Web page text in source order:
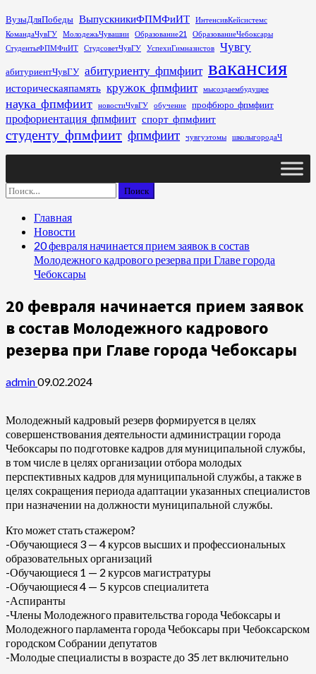
Перейти
к
содержимому
ВузыДляПобеды ВыпускникиФПМФиИТ
ИнтенсивКейсистемс
КомандаЧувГУ
МолодежьЧувашии Образование21
ОбразованиеЧебоксары
СтудентыФПМФиИТ
СтудсоветЧувГУ УспехиГимназистов Чувгу
абитуриентЧувГУ абитуриенту_фпмфиит вакансия
историческаяпамять кружок_фпмфиит мысоздаембудущее
наука_фпмфиит новостиЧувГУ обучение профбюро_фпмфиит
профориентация_фпмфиит спорт_фпмфиит
студенту_фпмфиит фпмфиит чувгуэтомы школыгородаЧ
Основное
Найти:
Главная
Новости
20 февраля начинается прием заявок в состав
Молодежного кадрового резерва при Главе города
Чебоксары
20 февраля начинается прием заявок
в состав Молодежного кадрового
резерва при Главе города Чебоксары
admin09.02.2024
Молодежный кадровый резерв формируется в целях
совершенствования деятельности администрации города
Чебоксары по подготовке кадров для муниципальной службы,
в том числе в целях организации отбора молодых
перспективных кадров для муниципальной службы, а также в
целях сокращения периода адаптации указанных специалистов
при назначении на должности муниципальной службы.
Кто может стать стажером?
-Обучающиеся 3 — 4 курсов высших и профессиональных
образовательных организаций
-Обучающиеся 1 — 2 курсов магистратуры
-Обучающиеся 4 — 5 курсов специалитета
-Аспиранты
-Члены Молодежного правительства города Чебоксары и
Молодежного парламента города Чебоксары при Чебоксарском
городском Собрании депутатов
-Молодые специалисты в возрасте до 35 лет включительно